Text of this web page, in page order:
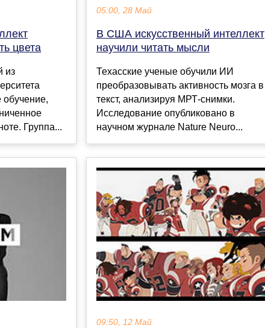
цвета
из
обучение,
Группа...
05:00, 28 Май
В США искусственный интеллект
научили читать мысли
Техасские ученые обучили ИИ
преобразовывать активность мозга в
текст, анализируя МРТ-снимки.
Исследование опубликовано в
научном журнале Nature Neuro...
09:50, 12 Май